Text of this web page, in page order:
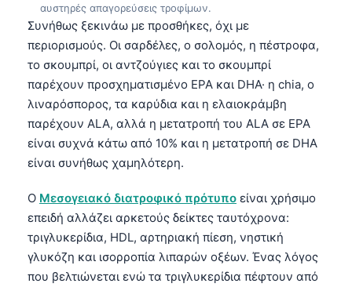
αυστηρές απαγορεύσεις τροφίμων.
Συνήθως ξεκινάω με προσθήκες, όχι με
περιορισμούς. Οι σαρδέλες, ο σολομός, η πέστροφα,
το σκουμπρί, οι αντζούγιες και το σκουμπρί
παρέχουν προσχηματισμένο EPA και DHA· η chia, ο
λιναρόσπορος, τα καρύδια και η ελαιοκράμβη
παρέχουν ALA, αλλά η μετατροπή του ALA σε EPA
είναι συχνά κάτω από 10% και η μετατροπή σε DHA
είναι συνήθως χαμηλότερη.
Ο Μεσογειακό διατροφικό πρότυπο είναι χρήσιμο
επειδή αλλάζει αρκετούς δείκτες ταυτόχρονα:
τριγλυκερίδια, HDL, αρτηριακή πίεση, νηστική
γλυκόζη και ισορροπία λιπαρών οξέων. Ένας λόγος
που βελτιώνεται ενώ τα τριγλυκερίδια πέφτουν από
ไทย
ဗမာစာ
ភាសាខ្មែរ
Kiswahili
አማርኛ
Українська
O‘zbekcha
Català
Қазақ тілі
Suomi
Hrvatski